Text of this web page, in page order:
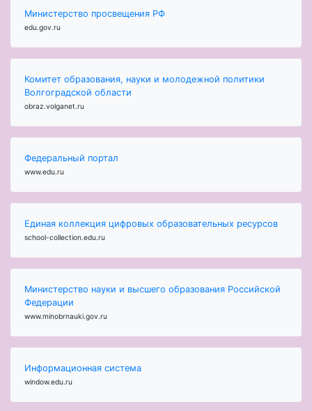
Министерство просвещения РФ
edu.gov.ru
Комитет образования, науки и молодежной политики
Волгоградской области
obraz.volganet.ru
Федеральный портал
www.edu.ru
Единая коллекция цифровых образовательных ресурсов
school-collection.edu.ru
Министерство науки и высшего образования Российской
Федерации
www.minobrnauki.gov.ru
Информационная система
window.edu.ru